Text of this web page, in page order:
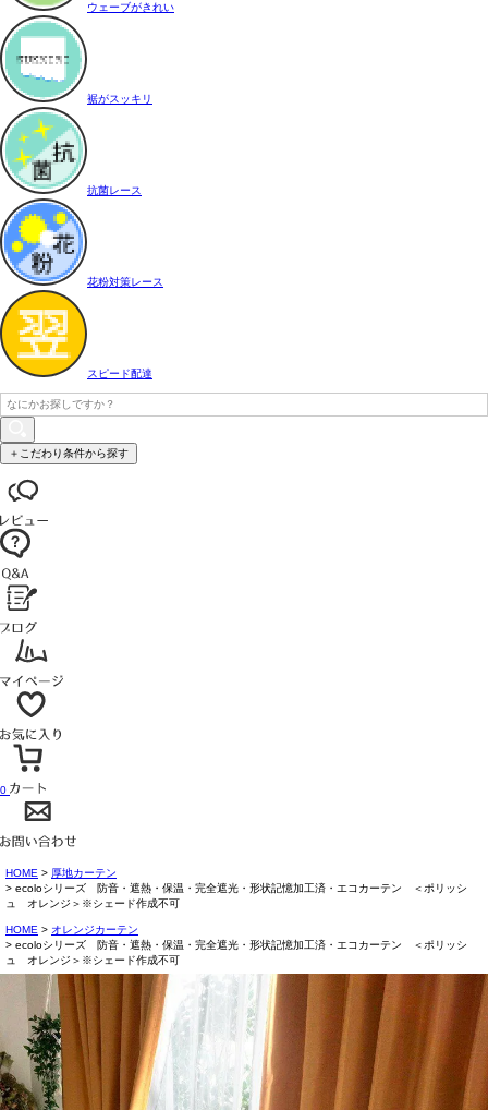
ウェーブがきれい
裾がスッキリ
抗菌レース
花粉対策レース
スピード配達
＋こだわり条件から探す
0
HOME
厚地カーテン
ecoloシリーズ 防音・遮熱・保温・完全遮光・形状記憶加工済・エコカーテン ＜ポリッシ
ュ オレンジ＞※シェード作成不可
HOME
オレンジカーテン
ecoloシリーズ 防音・遮熱・保温・完全遮光・形状記憶加工済・エコカーテン ＜ポリッシ
ュ オレンジ＞※シェード作成不可